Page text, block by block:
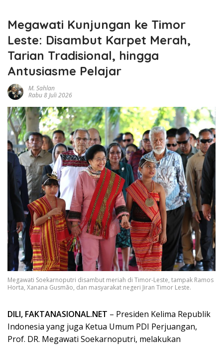
Megawati Kunjungan ke Timor
Leste: Disambut Karpet Merah,
Tarian Tradisional, hingga
Antusiasme Pelajar
M. Sahlan
Rabu 8 Juli 2026
Megawati Soekarnoputri disambut meriah di Timor-Leste, tampak Ramos
Horta, Xanana Gusmão, dan masyarakat negeri Jiran Timor Leste.
DILI, FAKTANASIONAL.NET – Presiden Kelima Republik
Indonesia yang juga Ketua Umum PDI Perjuangan,
Prof. DR. Megawati Soekarnoputri, melakukan